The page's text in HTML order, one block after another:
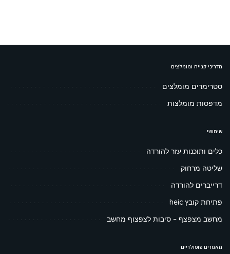
מדריכי קנייה ומומלצים
סטרימרים מומלצים
מדפסות מומלצות
שימושי
כלים ותוכנות עזר להורדה
שליטה מרחוק
דרייברים להורדה
פתיחת קובץ heic
מחשב מצפצף – סיבות לצפצוף מחשב
מאמרים פופולריים